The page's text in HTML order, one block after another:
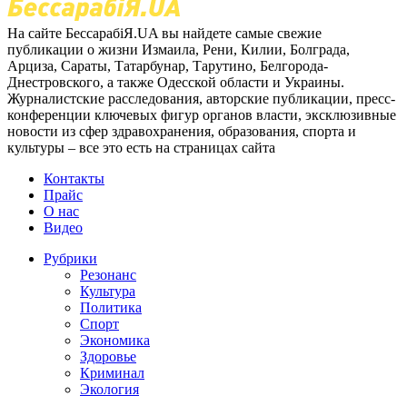
На сайте БессарабіЯ.UA вы найдете самые свежие
публикации о жизни Измаила, Рени, Килии, Болграда,
Арциза, Сараты, Татарбунар, Тарутино, Белгорода-
Днестровского, а также Одесской области и Украины.
Журналистские расследования, авторские публикации, пресс-
конференции ключевых фигур органов власти, эксклюзивные
новости из сфер здравохранения, образования, спорта и
культуры – все это есть на страницах сайта
Контакты
Прайс
О нас
Видео
Рубрики
Резонанс
Культура
Политика
Спорт
Экономика
Здоровье
Криминал
Экология